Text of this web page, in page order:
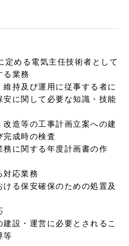
める電気主任技術者として
る業務
持及び運用に従事する者に
に関して必要な知識・技能
造等の工事計画立案への建
完成時の検査
に関する年度計画書の作
対応業務
る保安確保のための処置及
設・運営に必要とされるこ
等